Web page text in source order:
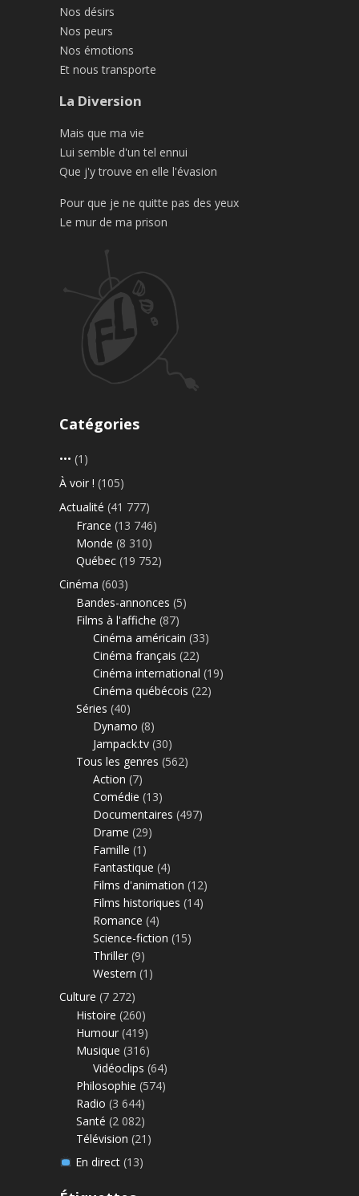
Nos désirs
Nos peurs
Nos émotions
Et nous transporte
La Diversion
Mais que ma vie
Lui semble d'un tel ennui
Que j'y trouve en elle l'évasion
Pour que je ne quitte pas des yeux
Le mur de ma prison
Catégories
••• (1)
À voir ! (105)
Actualité (41 777)
France (13 746)
Monde (8 310)
Québec (19 752)
Cinéma (603)
Bandes-annonces (5)
Films à l'affiche (87)
Cinéma américain (33)
Cinéma français (22)
Cinéma international (19)
Cinéma québécois (22)
Séries (40)
Dynamo (8)
Jampack.tv (30)
Tous les genres (562)
Action (7)
Comédie (13)
Documentaires (497)
Drame (29)
Famille (1)
Fantastique (4)
Films d'animation (12)
Films historiques (14)
Romance (4)
Science-fiction (15)
Thriller (9)
Western (1)
Culture (7 272)
Histoire (260)
Humour (419)
Musique (316)
Vidéoclips (64)
Philosophie (574)
Radio (3 644)
Santé (2 082)
Télévision (21)
En direct(13)